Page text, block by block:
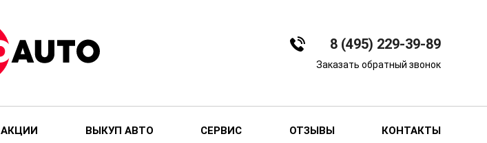
8 (495) 229-39-89
Заказать обратный звонок
АКЦИИ ВЫКУП АВТО СЕРВИС ОТЗЫВЫ КОНТАКТЫ